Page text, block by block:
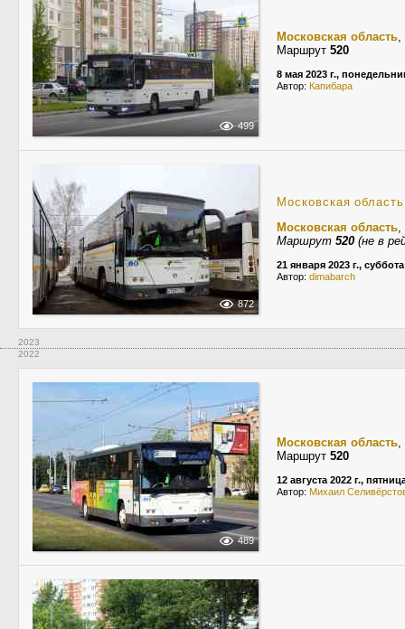
499
Московская область,
Маршрут 520
8 мая 2023 г.,
Автор: Капибара
872
Московская область
Московская область,
Маршрут 520 (не в
21 января 2023 г., суббота
Автор: dimabarch
2023
2022
489
Московская область,
Маршрут 520
12 августа 2022 г.,
Автор: Михаил